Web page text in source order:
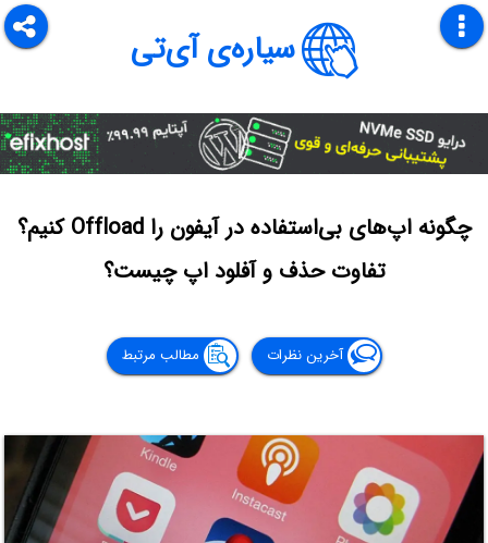
سیاره‌ی آی‌تی
چگونه اپ‌های بی‌استفاده در آیفون را Offload کنیم؟
تفاوت حذف و آفلود اپ چیست؟
آخرین نظرات مطالب مرتبط